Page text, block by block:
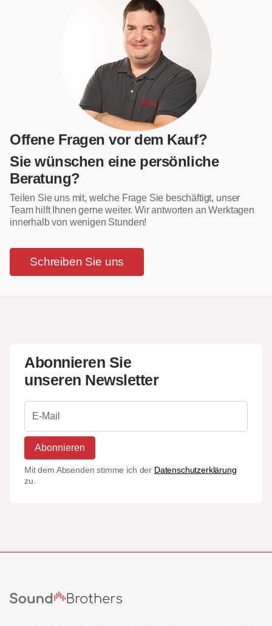
Offene Fragen vor dem Kauf?
Sie wünschen eine persönliche
Beratung?
Teilen Sie uns mit, welche Frage Sie beschäftigt, unser
Team hilft Ihnen gerne weiter. Wir antworten an Werktagen
innerhalb von wenigen Stunden!
Schreiben Sie uns
Abonnieren Sie
unseren Newsletter
Abonnieren
Mit dem Absenden stimme ich der Datenschutzerklärung
zu.